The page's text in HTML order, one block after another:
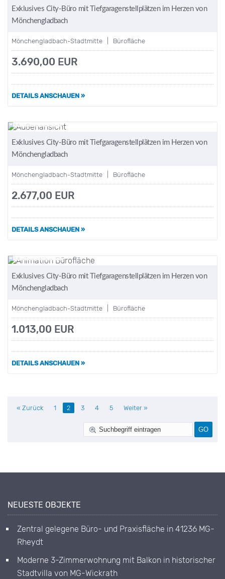
Exklusives City-Büro mit Tiefgaragenstellplätzen im Herzen von
Mönchengladbach
Mönchengladbach-Stadtmitte | Bürofläche
3.690,00 EUR
DETAILS ANSCHAUEN »
Exklusives City-Büro mit Tiefgaragenstellplätzen im Herzen von
Mönchengladbach
Mönchengladbach-Stadtmitte | Bürofläche
2.677,00 EUR
DETAILS ANSCHAUEN »
Exklusives City-Büro mit Tiefgaragenstellplätzen im Herzen von
Mönchengladbach
Mönchengladbach-Stadtmitte | Bürofläche
1.013,00 EUR
DETAILS ANSCHAUEN »
« Zurück 1 2 3 4 5 Weiter »
NEUESTE OBJEKTE
Zentral gelegene Büro- und Praxisfläche in 41236 MG-
Rheydt
Moderne 3-Zimmerwohnung mit Balkon in historischer
Stadtvilla von MG-Wickrath